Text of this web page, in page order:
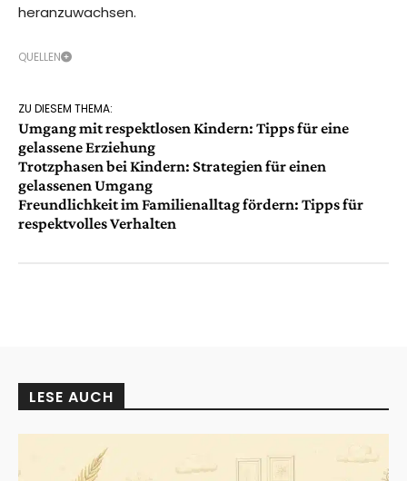
heranzuwachsen.
QUELLEN
ZU DIESEM THEMA:
Umgang mit respektlosen Kindern: Tipps für eine
gelassene Erziehung
Trotzphasen bei Kindern: Strategien für einen
gelassenen Umgang
Freundlichkeit im Familienalltag fördern: Tipps für
respektvolles Verhalten
LESE AUCH